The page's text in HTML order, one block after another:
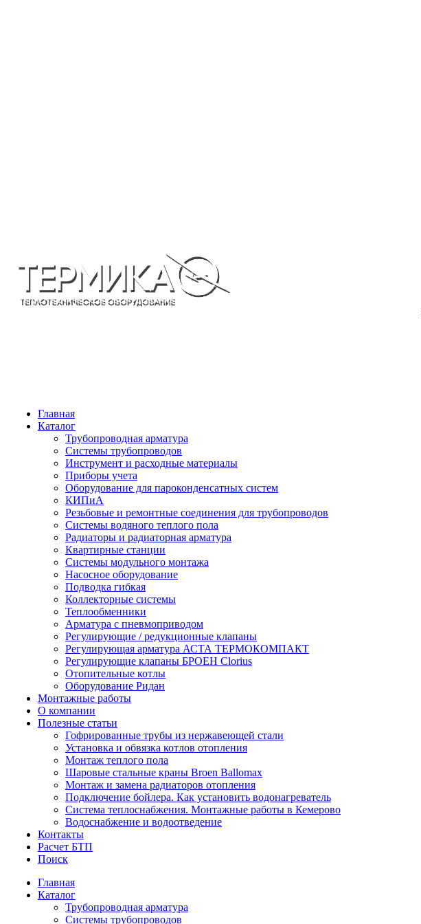
Главная
Каталог
Трубопроводная арматура
Системы трубопроводов
Инструмент и расходные материалы
Приборы учета
Оборудование для пароконденсатных систем
КИПиА
Резьбовые и ремонтные соединения для трубопроводов
Системы водяного теплого пола
Радиаторы и радиаторная арматура
Квартирные станции
Системы модульного монтажа
Насосное оборудование
Подводка гибкая
Коллекторные системы
Теплообменники
Арматура с пневмоприводом
Регулирующие / редукционные клапаны
Регулирующая арматура АСТА ТЕРМОКОМПАКТ
Регулирующие клапаны БРОЕН Clorius
Отопительные котлы
Оборудование Ридан
Монтажные работы
О компании
Полезные статьи
Гофрированные трубы из нержавеющей стали
Установка и обвязка котлов отопления
Монтаж теплого пола
Шаровые стальные краны Broen Ballomax
Монтаж и замена радиаторов отопления
Подключение бойлера. Как установить водонагреватель
Система теплоснабжения. Монтажные работы в Кемерово
Водоснабжение и водоотведение
Контакты
Расчет БТП
Поиск
Главная
Каталог
Трубопроводная арматура
Системы трубопроводов